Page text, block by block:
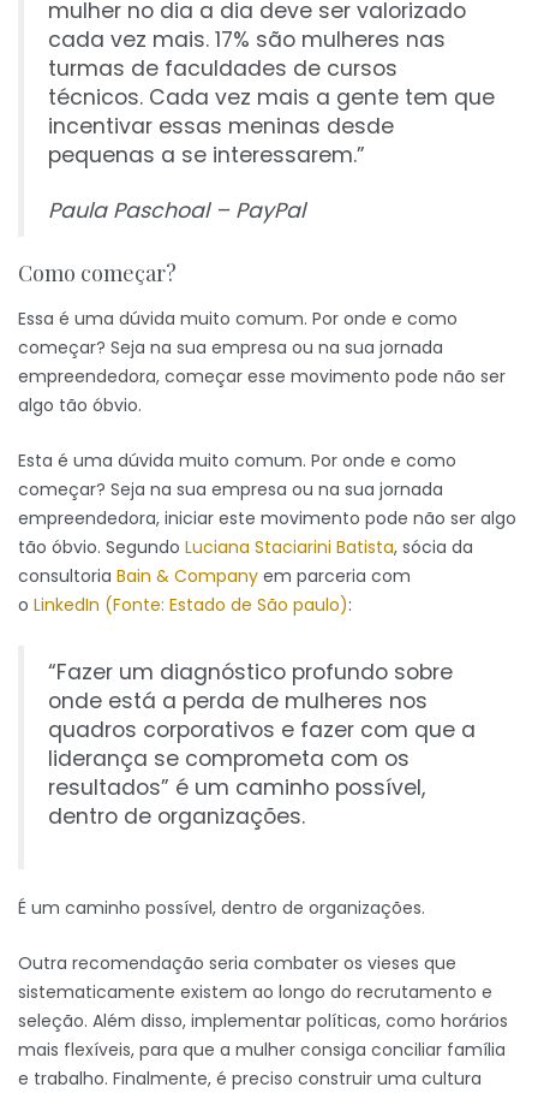
mulher no dia a dia deve ser valorizado
cada vez mais. 17% são mulheres nas
turmas de faculdades de cursos
técnicos. Cada vez mais a gente tem que
incentivar essas meninas desde
pequenas a se interessarem.”
Paula Paschoal – PayPal
Como começar?
Essa é uma dúvida muito comum. Por onde e como
começar? Seja na sua empresa ou na sua jornada
empreendedora, começar esse movimento pode não ser
algo tão óbvio.
Esta é uma dúvida muito comum. Por onde e como
começar? Seja na sua empresa ou na sua jornada
empreendedora, iniciar este movimento pode não ser algo
tão óbvio. Segundo Luciana Staciarini Batista, sócia da
consultoria Bain & Company em parceria com
o LinkedIn (Fonte: Estado de São paulo):
“Fazer um diagnóstico profundo sobre
onde está a perda de mulheres nos
quadros corporativos e fazer com que a
liderança se comprometa com os
resultados” é um caminho possível,
dentro de organizações.
É um caminho possível, dentro de organizações.
Outra recomendação seria combater os vieses que
sistematicamente existem ao longo do recrutamento e
seleção. Além disso, implementar políticas, como horários
mais flexíveis, para que a mulher consiga conciliar família
e trabalho. Finalmente, é preciso construir uma cultura